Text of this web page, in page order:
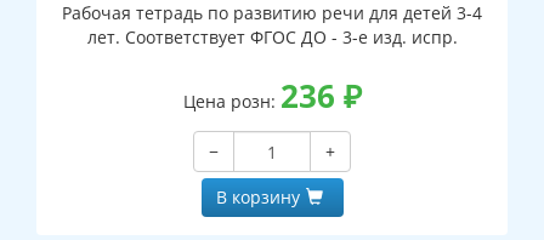
Рабочая тетрадь по развитию речи для детей 3-4
лет. Соответствует ФГОС ДО - 3-е изд. испр.
Цена розн: 236 ₽
−
+
В корзину